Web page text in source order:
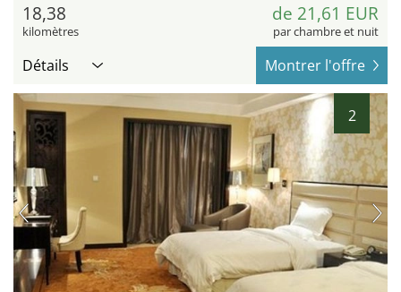
18,38
kilomètres
de 21,61 EUR
par chambre et nuit
Détails Montrer l'offre
2